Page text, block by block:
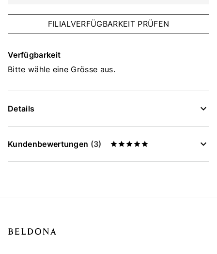
FILIALVERFÜGBARKEIT PRÜFEN
Verfügbarkeit
Bitte wähle eine Grösse aus.
Details
Kundenbewertungen (3)